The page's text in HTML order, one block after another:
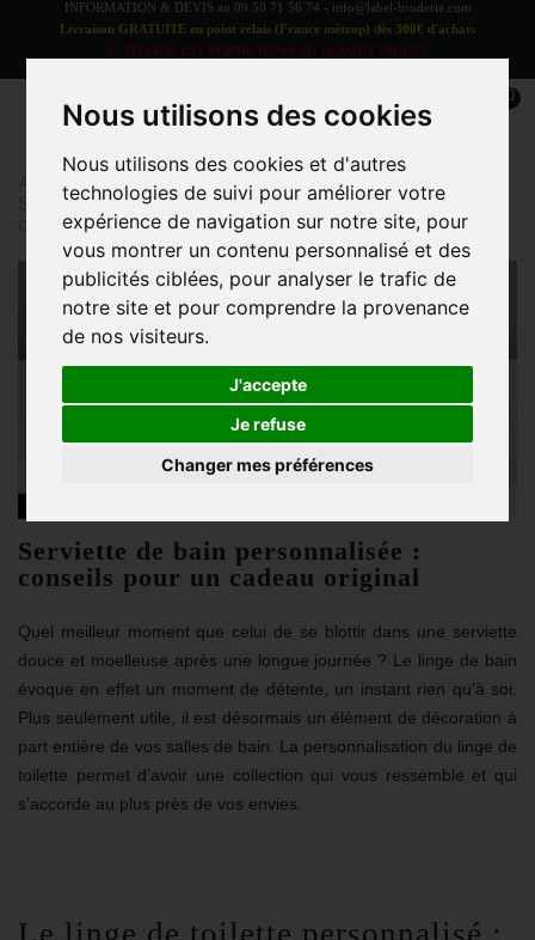
Nous utilisons des cookies
Nous utilisons des cookies et d'autres
technologies de suivi pour améliorer votre
expérience de navigation sur notre site, pour
vous montrer un contenu personnalisé et des
publicités ciblées, pour analyser le trafic de
notre site et pour comprendre la provenance
de nos visiteurs.
J'accepte
Je refuse
Changer mes préférences
INFORMATION & DEVIS au 09 50 71 56 74 - info@label-broderie.com
Livraison GRATUITE en point relais (France métrop) dès 300€ d'achats
L'ATELIER EST FERME DU 08 AU 16 AOUT INCLUS
0
Accueil > Blog Le blog de l'Atelier "Label Broderie"
Serviette de bain personnalisée : conseils pour un cadeau
original
Serviette de bain personnalisée :
conseils pour un cadeau original
Quel meilleur moment que celui de se blottir dans une serviette
douce et moelleuse après une longue journée ? Le linge de bain
évoque en effet un moment de détente, un instant rien qu'à soi.
Plus seulement utile, il est désormais un élément de décoration à
part entière de vos salles de bain. La personnalisation du linge de
toilette permet d’avoir une collection qui vous ressemble et qui
s’accorde au plus près de vos envies.